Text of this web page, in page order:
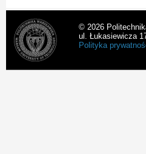
© 2026
ul. Łukasiewicza
Polityka